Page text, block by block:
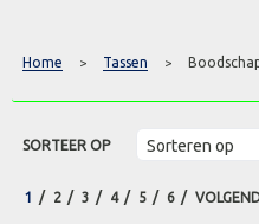
Home > Tassen >
SORTEER OP
1 2 3 4 5 6